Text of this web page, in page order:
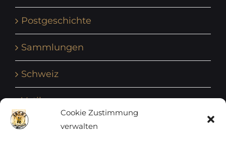
Cookie Zustimmung
verwalten
Postgeschichte
Sammlungen
Schweiz
Vatikan
Vereinte Nationen